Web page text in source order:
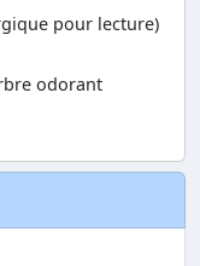
pour lecture)
odorant